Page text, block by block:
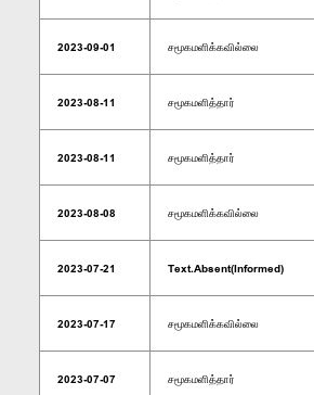
2023-09-01 சமூகமளிக்கவில்லை
2023-08-11 சமூகமளித்தார்
2023-08-11 சமூகமளித்தார்
2023-08-08 சமூகமளிக்கவில்லை
2023-07-21 Text.Absent(Informed)
2023-07-17 சமூகமளிக்கவில்லை
2023-07-07 சமூகமளித்தார்